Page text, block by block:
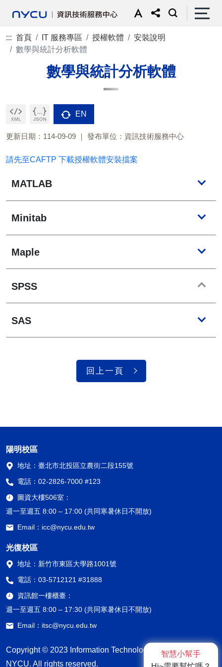
::: 首頁 IT 服務專區 授權軟體
安裝說明
數學與統計分析軟體
數學與統計分析軟體
EN
更新日期：114-09-09 發布單位：資訊技術服務中心
請先至CAFTP 下載授權軟體安裝擋案
MATLAB
Minitab
Maple
SPSS
SAS
回上一頁
陽明校區
地址： 臺北市北投區立農街二段155號
電話： 02-2826-7000 #123
圖資大樓506室：
週一至週五 8:00 – 17:00 (共同寒暑休日不開放)
Email： icc@nycu.edu.tw
光復校區
地址： 新竹市東區大學路1001號
電話： 03-5712121 #31888
資訊館一樓櫃臺：
週一至週五 8:00 – 17:30 (共同寒暑休日不開放)
Email： itsc@nycu.edu.tw
Copyright © 2023 Information Technology Service Center,
NYCU. All rights reserved.
智慧小幫手